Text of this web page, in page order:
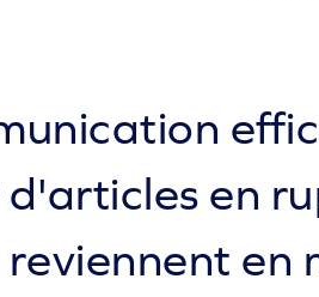
d'articles en
en